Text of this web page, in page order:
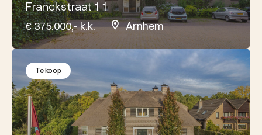
Franckstraat 1 1
€ 375.000,- k.k. Arnhem
Te koop